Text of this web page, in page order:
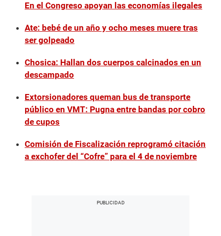
En el Congreso apoyan las economías ilegales
Ate: bebé de un año y ocho meses muere tras
ser golpeado
Chosica: Hallan dos cuerpos calcinados en un
descampado
Extorsionadores queman bus de transporte
público en VMT: Pugna entre bandas por cobro
de cupos
Comisión de Fiscalización reprogramó citación
a exchofer del “Cofre” para el 4 de noviembre